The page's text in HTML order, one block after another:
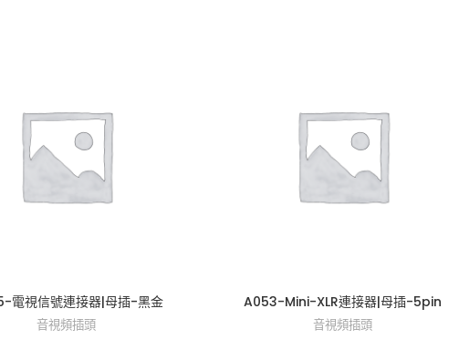
電視信號連接器|母插-黑金
音視頻插頭
A053-Mini-XLR連接器|母插-5pin
音視頻插頭